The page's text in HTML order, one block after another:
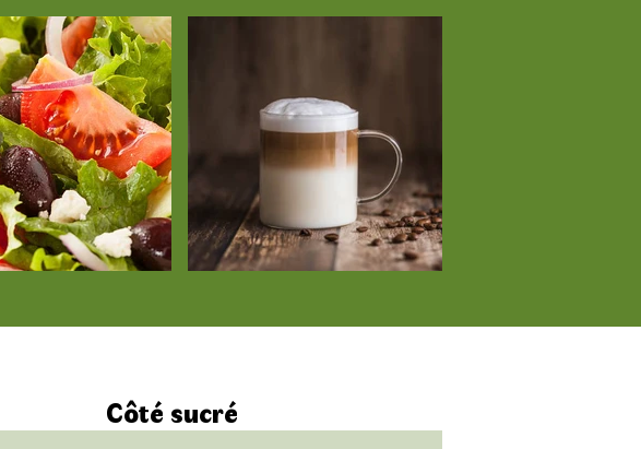
Côté sucré